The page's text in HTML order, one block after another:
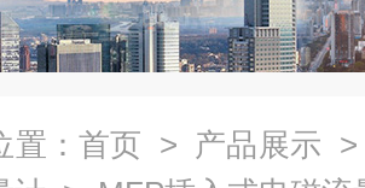
置： 首页 > 产品展示